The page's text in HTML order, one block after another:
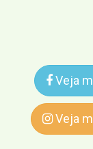
Veja
Veja